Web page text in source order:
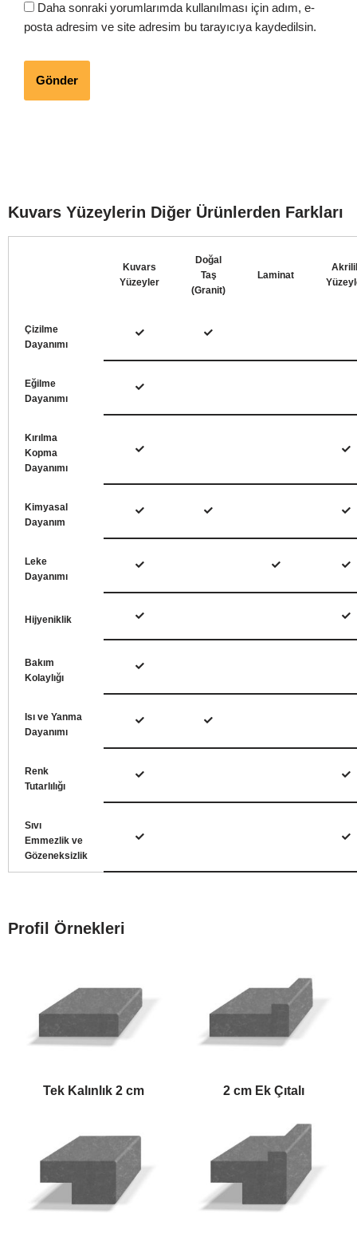
Daha sonraki yorumlarımda kullanılması için adım, e-
posta adresim ve site adresim bu tarayıcıya kaydedilsin.
Kuvars Yüzeylerin Diğer Ürünlerden Farkları
Kuvars
Yüzeyler
Doğal
Taş
(Granit)
Laminat
Çizilme
Dayanımı
Eğilme
Dayanımı
Kırılma
Kopma
Dayanımı
Kimyasal
Dayanım
Leke
Dayanımı
Hijyeniklik
Bakım
Kolaylığı
Isı ve Yanma
Dayanımı
Renk
Tutarlılığı
Sıvı
Emmezlik ve
Gözeneksizlik
Profil Örnekleri
Tek Kalınlık 2 cm 2 cm Ek Çıtalı